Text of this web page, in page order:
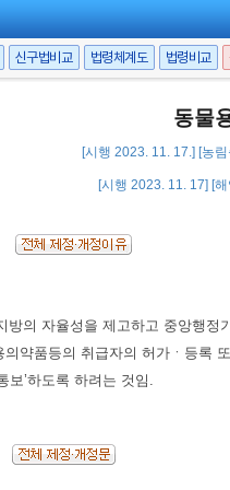
신구법비교 법령체계도 법령비교
동물
[시행 2023. 11. 17.] [농
[시행 2023. 11. 17] [
방의 자율성을 제고하고 중앙행
약품등의 취급자의 허가ㆍ등록
보’하도록 하려는 것임.